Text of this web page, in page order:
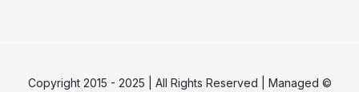
© Copyright 2015 - 2025 | All Rights Reserved | Managed